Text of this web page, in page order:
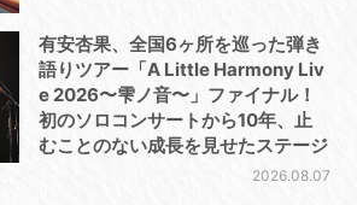
有安杏果、全国6ヶ所を巡った弾き
語りツアー「A Little Harmony Liv
e 2026〜雫ノ音〜」ファイナル！
初のソロコンサートから10年、止
むことのない成長を見せたステージ
2026.08.07